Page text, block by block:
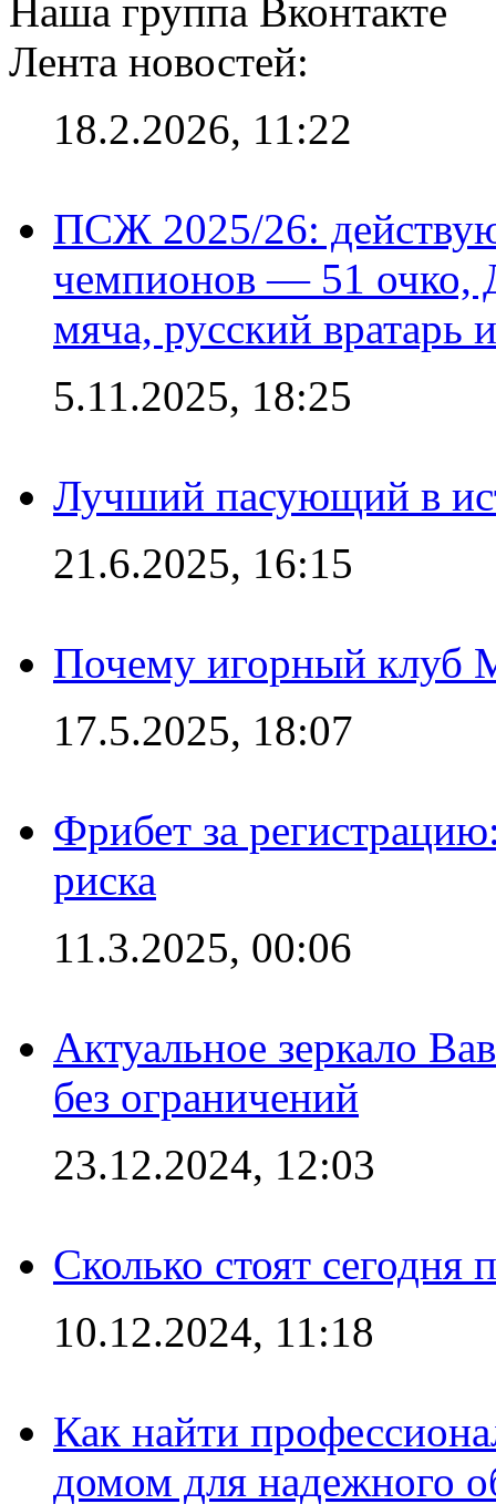
Наша группа Вконтакте
Лента новостей:
18.2.2026, 11:22
ПСЖ 2025/26:
чемпионов — 51 очко,
мяча, русский вратарь
5.11.2025, 18:25
Лучший пасующий в
21.6.2025, 16:15
Почему игорный клуб
17.5.2025, 18:07
Фрибет за
риска
11.3.2025, 00:06
Актуальное зеркало
без ограничений
23.12.2024, 12:03
Сколько стоят сегодня
10.12.2024, 11:18
Как найти
домом для надежного